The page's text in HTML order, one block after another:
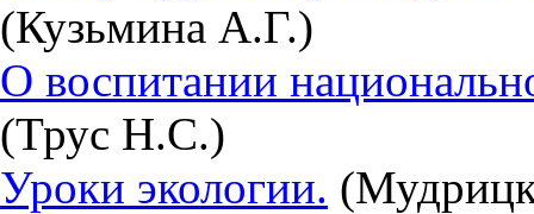
(Кузьмина А.Г.)
О воспитании
(Трус Н.С.)
Уроки экологии.